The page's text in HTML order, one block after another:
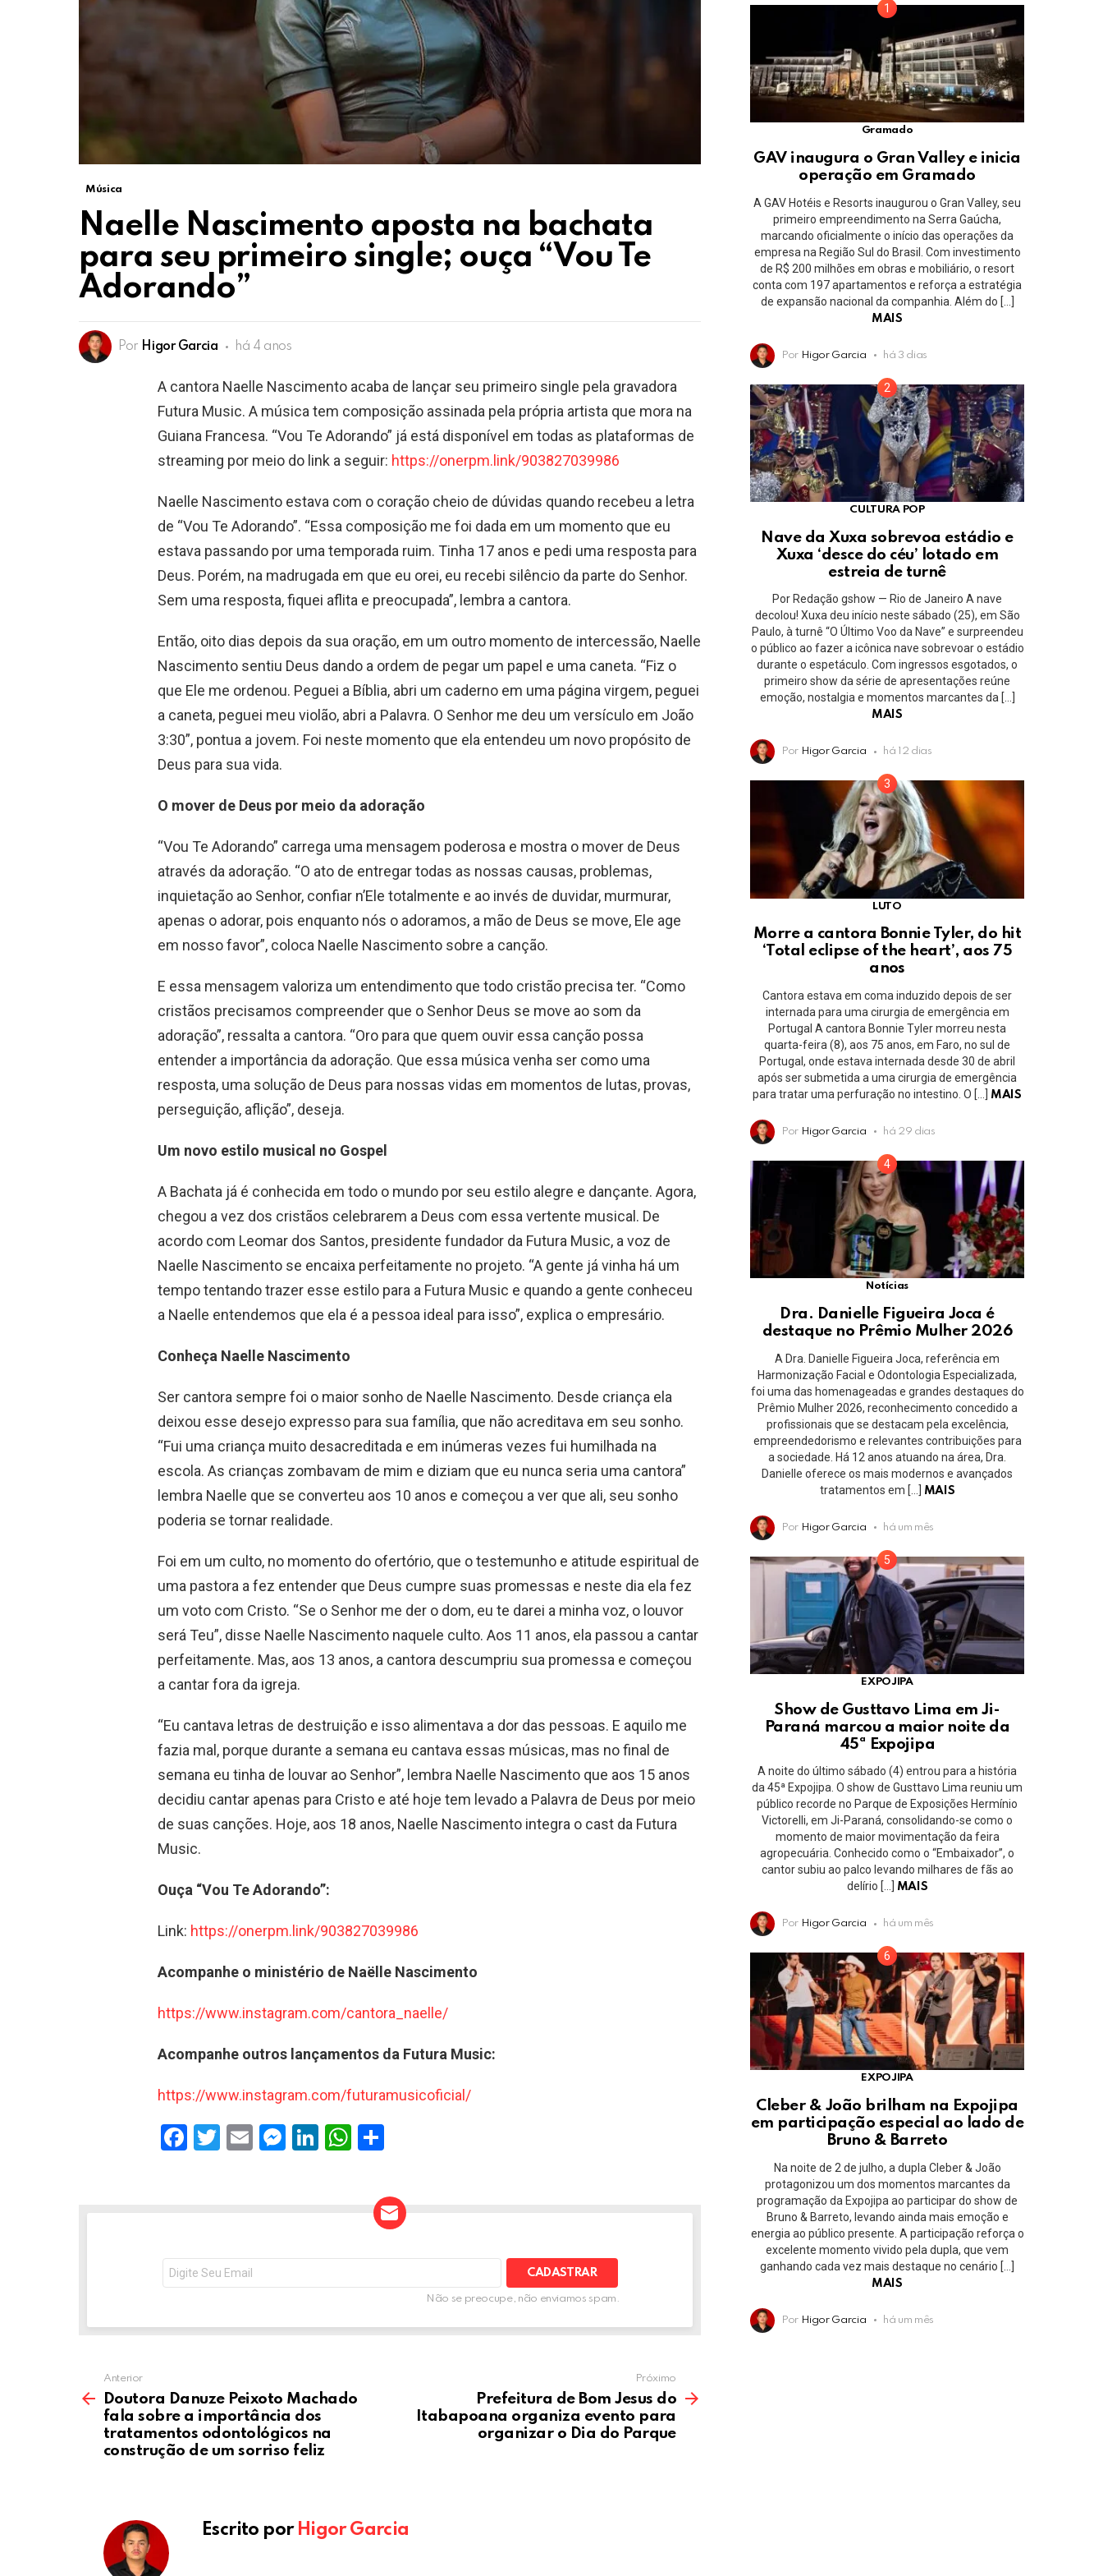
Música
Naelle Nascimento aposta na bachata
para seu primeiro single; ouça “Vou Te
Adorando”
Por Higor Garcia há 4 anos
A cantora Naelle Nascimento acaba de lançar seu primeiro single pela gravadora
Futura Music. A música tem composição assinada pela própria artista que mora na
Guiana Francesa. “Vou Te Adorando” já está disponível em todas as plataformas de
streaming por meio do link a seguir: https://onerpm.link/903827039986
Naelle Nascimento estava com o coração cheio de dúvidas quando recebeu a letra
de “Vou Te Adorando”. “Essa composição me foi dada em um momento que eu
estava passando por uma temporada ruim. Tinha 17 anos e pedi uma resposta para
Deus. Porém, na madrugada em que eu orei, eu recebi silêncio da parte do Senhor.
Sem uma resposta, fiquei aflita e preocupada”, lembra a cantora.
Então, oito dias depois da sua oração, em um outro momento de intercessão, Naelle
Nascimento sentiu Deus dando a ordem de pegar um papel e uma caneta. “Fiz o
que Ele me ordenou. Peguei a Bíblia, abri um caderno em uma página virgem, peguei
a caneta, peguei meu violão, abri a Palavra. O Senhor me deu um versículo em João
3:30”, pontua a jovem. Foi neste momento que ela entendeu um novo propósito de
Deus para sua vida.
O mover de Deus por meio da adoração
“Vou Te Adorando” carrega uma mensagem poderosa e mostra o mover de Deus
através da adoração. “O ato de entregar todas as nossas causas, problemas,
inquietação ao Senhor, confiar n’Ele totalmente e ao invés de duvidar, murmurar,
apenas o adorar, pois enquanto nós o adoramos, a mão de Deus se move, Ele age
em nosso favor”, coloca Naelle Nascimento sobre a canção.
E essa mensagem valoriza um entendimento que todo cristão precisa ter. “Como
cristãos precisamos compreender que o Senhor Deus se move ao som da
adoração”, ressalta a cantora. “Oro para que quem ouvir essa canção possa
entender a importância da adoração. Que essa música venha ser como uma
resposta, uma solução de Deus para nossas vidas em momentos de lutas, provas,
perseguição, aflição”, deseja.
Um novo estilo musical no Gospel
A Bachata já é conhecida em todo o mundo por seu estilo alegre e dançante. Agora,
chegou a vez dos cristãos celebrarem a Deus com essa vertente musical. De
acordo com Leomar dos Santos, presidente fundador da Futura Music, a voz de
Naelle Nascimento se encaixa perfeitamente no projeto. “A gente já vinha há um
tempo tentando trazer esse estilo para a Futura Music e quando a gente conheceu
a Naelle entendemos que ela é a pessoa ideal para isso”, explica o empresário.
Conheça Naelle Nascimento
Ser cantora sempre foi o maior sonho de Naelle Nascimento. Desde criança ela
deixou esse desejo expresso para sua família, que não acreditava em seu sonho.
“Fui uma criança muito desacreditada e em inúmeras vezes fui humilhada na
escola. As crianças zombavam de mim e diziam que eu nunca seria uma cantora”
lembra Naelle que se converteu aos 10 anos e começou a ver que ali, seu sonho
poderia se tornar realidade.
Foi em um culto, no momento do ofertório, que o testemunho e atitude espiritual de
uma pastora a fez entender que Deus cumpre suas promessas e neste dia ela fez
um voto com Cristo. “Se o Senhor me der o dom, eu te darei a minha voz, o louvor
será Teu”, disse Naelle Nascimento naquele culto. Aos 11 anos, ela passou a cantar
perfeitamente. Mas, aos 13 anos, a cantora descumpriu sua promessa e começou
a cantar fora da igreja.
“Eu cantava letras de destruição e isso alimentava a dor das pessoas. E aquilo me
fazia mal, porque durante a semana eu cantava essas músicas, mas no final de
semana eu tinha de louvar ao Senhor”, lembra Naelle Nascimento que aos 15 anos
decidiu cantar apenas para Cristo e até hoje tem levado a Palavra de Deus por meio
de suas canções. Hoje, aos 18 anos, Naelle Nascimento integra o cast da Futura
Music.
Ouça “Vou Te Adorando”:
Link: https://onerpm.link/903827039986
Acompanhe o ministério de Naëlle Nascimento
https://www.instagram.com/cantora_naelle/
Acompanhe outros lançamentos da Futura Music:
https://www.instagram.com/futuramusicoficial/
F
o
k
T
E
M
er
Li
W
p
p
ar
e
NEWSLETTER
e-
mail:
Não se preocupe, não enviamos spam.
Anterior
Doutora Danuze Peixoto Machado
fala sobre a importância dos
tratamentos odontológicos na
construção de um sorriso feliz
Próximo
Prefeitura de Bom Jesus do
Itabapoana organiza evento para
organizar o Dia do Parque
Escrito por Higor Garcia
Gramado
GAV inaugura o Gran Valley e inicia
operação em Gramado
A GAV Hotéis e Resorts inaugurou o Gran Valley, seu
primeiro empreendimento na Serra Gaúcha,
marcando oficialmente o início das operações da
empresa na Região Sul do Brasil. Com investimento
de R$ 200 milhões em obras e mobiliário, o resort
conta com 197 apartamentos e reforça a estratégia
de expansão nacional da companhia. Além do […]
MAIS
Por Higor Garcia há 3 dias
CULTURA POP
Nave da Xuxa sobrevoa estádio e
Xuxa ‘desce do céu’ lotado em
estreia de turnê
Por Redação gshow — Rio de Janeiro A nave
decolou! Xuxa deu início neste sábado (25), em São
Paulo, à turnê “O Último Voo da Nave” e surpreendeu
o público ao fazer a icônica nave sobrevoar o estádio
durante o espetáculo. Com ingressos esgotados, o
primeiro show da série de apresentações reúne
emoção, nostalgia e momentos marcantes da […]
MAIS
Por Higor Garcia há 12 dias
LUTO
Morre a cantora Bonnie Tyler, do hit
‘Total eclipse of the heart’, aos 75
anos
Cantora estava em coma induzido depois de ser
internada para uma cirurgia de emergência em
Portugal A cantora Bonnie Tyler morreu nesta
quarta-feira (8), aos 75 anos, em Faro, no sul de
Portugal, onde estava internada desde 30 de abril
após ser submetida a uma cirurgia de emergência
para tratar uma perfuração no intestino. O […]
MAIS
Por Higor Garcia há 29 dias
Notícias
Dra. Danielle Figueira Joca é
destaque no Prêmio Mulher 2026
A Dra. Danielle Figueira Joca, referência em
Harmonização Facial e Odontologia Especializada,
foi uma das homenageadas e grandes destaques do
Prêmio Mulher 2026, reconhecimento concedido a
profissionais que se destacam pela excelência,
empreendedorismo e relevantes contribuições para
a sociedade. Há 12 anos atuando na área, Dra.
Danielle oferece os mais modernos e avançados
tratamentos em […]
MAIS
Por Higor Garcia há um mês
EXPOJIPA
Show de Gusttavo Lima em Ji-
Paraná marcou a maior noite da
45ª Expojipa
A noite do último sábado (4) entrou para a história
da 45ª Expojipa. O show de Gusttavo Lima reuniu um
público recorde no Parque de Exposições Hermínio
Victorelli, em Ji-Paraná, consolidando-se como o
momento de maior movimentação da feira
agropecuária. Conhecido como o “Embaixador”, o
cantor subiu ao palco levando milhares de fãs ao
delírio […]
MAIS
Por Higor Garcia há um mês
EXPOJIPA
Cleber & João brilham na Expojipa
em participação especial ao lado de
Bruno & Barreto
Na noite de 2 de julho, a dupla Cleber & João
protagonizou um dos momentos marcantes da
programação da Expojipa ao participar do show de
Bruno & Barreto, levando ainda mais emoção e
energia ao público presente. A participação reforça o
excelente momento vivido pela dupla, que vem
ganhando cada vez mais destaque no cenário […]
MAIS
Por Higor Garcia há um mês